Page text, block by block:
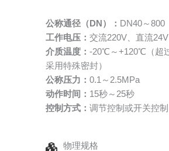
公称通径（DN）： DN40～800
工作电压：交流220V、直流24V
介质温度：-20℃～+120℃（超
采用特殊密封）
公称压力：0.1～2.5MPa
动作时间： 15秒～25秒
控制方式：调节控制或开关控制
物理规格